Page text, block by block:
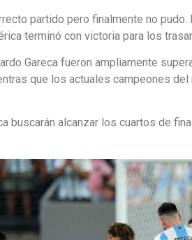
partido pero finalmente no
terminó con victoria para los
Gareca fueron ampliamente
que los actuales campeones
buscarán alcanzar los cuartos de